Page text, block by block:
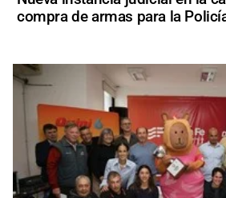
compra de armas para la